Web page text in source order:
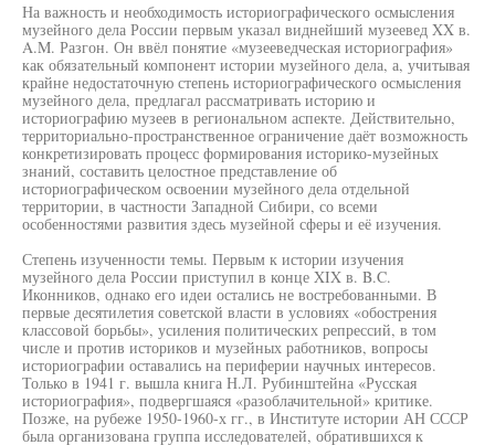
На важность и необходимость историографического осмысления
музейного дела России первым указал виднейший музеевед XX в.
A.M. Разгон. Он ввёл понятие «музееведческая историография»
как обязательный компонент истории музейного дела, а, учитывая
крайне недостаточную степень историографического осмысления
музейного дела, предлагал рассматривать историю и
историографию музеев в региональном аспекте. Действительно,
территориально-пространственное ограничение даёт возможность
конкретизировать процесс формирования историко-музейных
знаний, составить целостное представление об
историографическом освоении музейного дела отдельной
территории, в частности Западной Сибири, со всеми
особенностями развития здесь музейной сферы и её изучения.
Степень изученности темы. Первым к истории изучения
музейного дела России приступил в конце XIX в. B.C.
Иконников, однако его идеи остались не востребованными. В
первые десятилетия советской власти в условиях «обострения
классовой борьбы», усиления политических репрессий, в том
числе и против историков и музейных работников, вопросы
историографии оставались на периферии научных интересов.
Только в 1941 г. вышла книга Н.Л. Рубинштейна «Русская
историография», подвергшаяся «разоблачительной» критике.
Позже, на рубеже 1950-1960-х гг., в Институте истории АН СССР
была организована группа исследователей, обратившихся к